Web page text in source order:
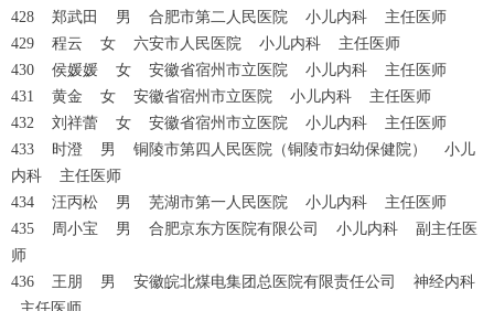
428 郑武田 男 合肥市第二人民医院 小儿内科 主任医师
429 程云 女 六安市人民医院 小儿内科 主任医师
430 侯媛媛 女 安徽省宿州市立医院 小儿内科 主任医师
431 黄金 女 安徽省宿州市立医院 小儿内科 主任医师
432 刘祥蕾 女 安徽省宿州市立医院 小儿内科 主任医师
433 时澄 男 铜陵市第四人民医院（铜陵市妇幼保健院） 小儿
内科 主任医师
434 汪丙松 男 芜湖市第一人民医院 小儿内科 主任医师
435 周小宝 男 合肥京东方医院有限公司 小儿内科 副主任医
师
436 王朋 男 安徽皖北煤电集团总医院有限责任公司 神经内科